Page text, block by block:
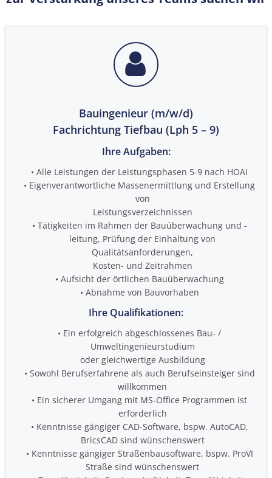
Bauingenieur (m/w/d)
Fachrichtung Tiefbau (Lph 5 – 9)
Ihre Aufgaben:
Alle Leistungen der Leistungsphasen 5-9 nach HOAI
Eigenverantwortliche Massenermittlung und Erstellung
von
Leistungsverzeichnissen
Tätigkeiten im Rahmen der Bauüberwachung und -
leitung, Prüfung der Einhaltung von
Qualitätsanforderungen,
Kosten- und Zeitrahmen
Aufsicht der örtlichen Bauüberwachung
Abnahme von Bauvorhaben
Ihre Qualifikationen:
Ein erfolgreich abgeschlossenes Bau- /
Umweltingenieurstudium
oder gleichwertige Ausbildung
Sowohl Berufserfahrene als auch Berufseinsteiger sind
willkommen
Ein sicherer Umgang mit MS-Office Programmen ist
erforderlich
Kenntnisse gängiger CAD-Software, bspw. AutoCAD,
BricsCAD sind wünschenswert
Kenntnisse gängiger Straßenbausoftware, bspw. ProVI
Straße sind wünschenswert